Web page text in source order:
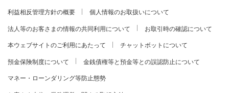
利益相反管理方針の概要 個人情報のお取扱いについて
法人等のお客さまの情報の共同利用について お取引時の確認について
本ウェブサイトのご利用にあたって チャットボットについて
預金保険制度について 金銭債権等と預金等との誤認防止について
マネー・ローンダリング等防止態勢